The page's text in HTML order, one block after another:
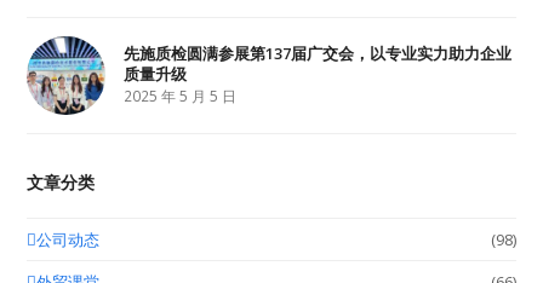
先施质检圆满参展第137届广交会，以专业实力助力企业
质量升级
2025 年 5 月 5 日
文章分类
公司动态
(98)